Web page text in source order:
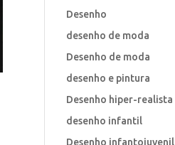
Desenho
desenho de moda
Desenho de moda
desenho e pintura
Desenho hiper-realista
desenho infantil
Desenho infantojuvenil